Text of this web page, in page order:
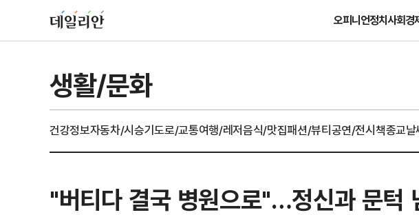
오피니언정치사회경
생활/문화
건강정보자동차/시승기도로/교통여행/레저음식/맛집패션/뷰티공연/전시책종교
"버티다 결국 병원으로"…정신과 문